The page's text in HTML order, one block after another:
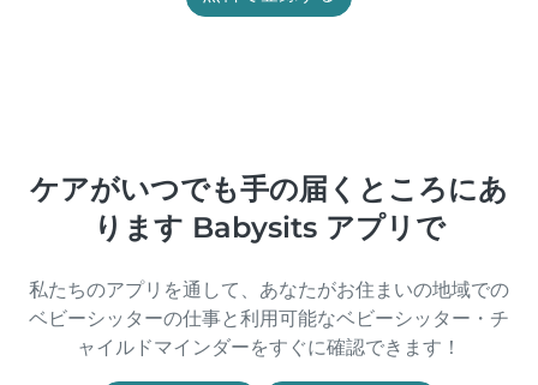
ケアがいつでも手の届くところにあ
ります Babysits アプリで
私たちのアプリを通して、あなたがお住まいの地域での
ベビーシッターの仕事と利用可能なベビーシッター・チ
ャイルドマインダーをすぐに確認できます！